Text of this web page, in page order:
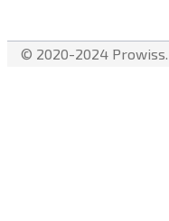
© 2020-2024